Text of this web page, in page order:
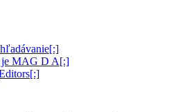
je MAG D A[:]